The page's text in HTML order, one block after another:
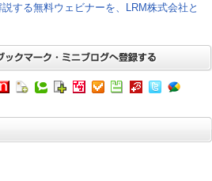
する無料ウェビナーを、LRM株式会社と